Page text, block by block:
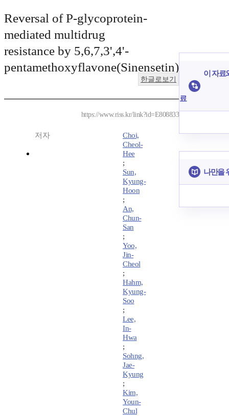
Reversal of P-glycoprotein-
mediated multidrug
resistance by 5,6,7,3',4'-
pentamethoxyflavone(Sinensetin)
한글로보기
https://www.riss.kr/link?id=E808833
저자
Choi,
Cheol-
Hee
;
Sun,
Kyung-
Hoon
;
An,
Chun-
San
;
Yoo,
Jin-
Cheol
;
Hahm,
Kyung-
Soo
;
Lee,
In-
Hwa
;
Sohng,
Jae-
Kyung
;
Kim,
Youn-
Chul
이 자료
료
나만을